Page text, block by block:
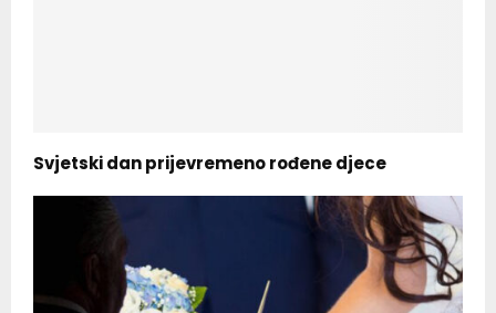
Svjetski dan prijevremeno rođene djece